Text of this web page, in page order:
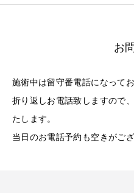
お
施術中は留守番電話になってお
折り返しお電話致しますので
たします。
当日のお電話予約も空きがご